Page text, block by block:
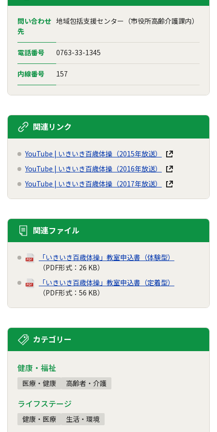
問い合わせ
先
地域包括支援センター（市役所高齢介護課内）
電話番号 0763-33-1345
内線番号 157
関連リンク
YouTube | いきいき百歳体操（2015年放送）
YouTube | いきいき百歳体操（2016年放送）
YouTube | いきいき百歳体操（2017年放送）
関連ファイル
「いきいき百歳体操」教室申込書（体験型）
（PDF形式：26 KB）
「いきいき百歳体操」教室申込書（定着型）
（PDF形式：56 KB）
カテゴリー
健康・福祉
医療・健康 高齢者・介護
ライフステージ
健康・医療 生活・環境